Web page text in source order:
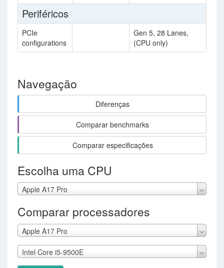
Periféricos
PCIe
configurations
Gen 5, 28 Lanes,
(CPU only)
Navegação
Diferenças
Comparar benchmarks
Comparar especificações
Escolha uma CPU
Apple A17 Pro
Comparar processadores
Apple A17 Pro
Intel Core i5-9500E